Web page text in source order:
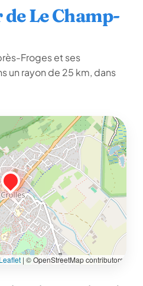
Le Champ-
Froges et ses
un rayon de 25 km, dans
Leaflet | © OpenStreetMap contributors